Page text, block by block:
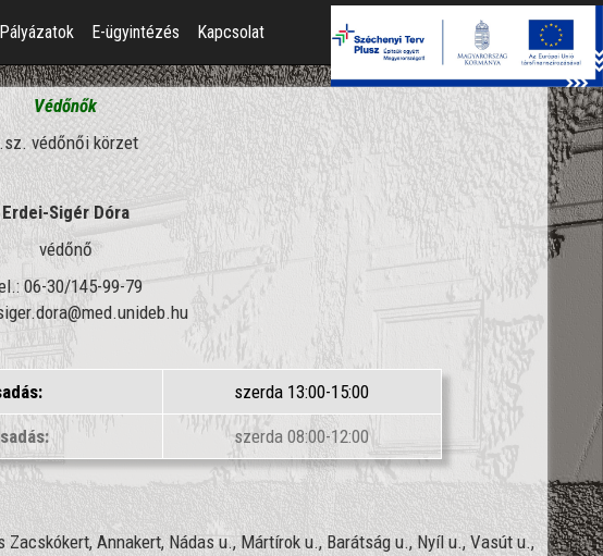
Pályázatok E-ügyintézés Kapcsolat
Védőnők
védőnői körzet
Erdei-Sigér Dóra
védőnő
06-30/145-99-79
szerda 13:00-15:00
szerda 08:00-12:00
Annakert, Nádas u., Mártírok u., Barátság u., Nyíl u., Vasút u.,